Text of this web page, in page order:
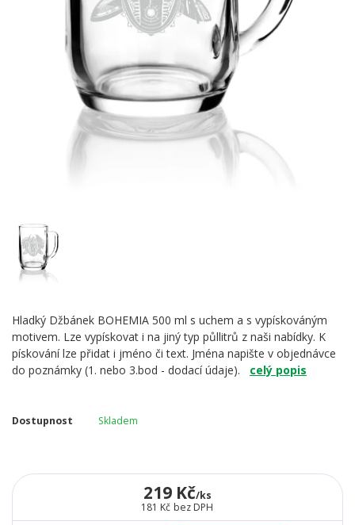
Hladký Džbánek BOHEMIA 500 ml s uchem a s vypískováným
motivem. Lze vypískovat i na jiný typ půllitrů z naši nabídky. K
pískování lze přidat i jméno či text. Jména napište v objednávce
do poznámky (1. nebo 3.bod - dodací údaje). celý popis
Dostupnost Skladem
219 Kč/ks
181 Kč bez DPH